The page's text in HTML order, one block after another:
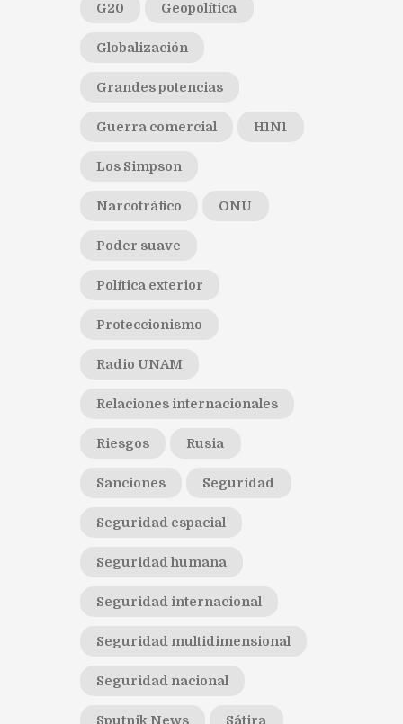
G20 Geopolítica
Globalización
Grandes potencias
Guerra comercial H1N1
Los Simpson
Narcotráfico ONU
Poder suave
Política exterior
Proteccionismo
Radio UNAM
Relaciones internacionales
Riesgos Rusia
Sanciones Seguridad
Seguridad espacial
Seguridad humana
Seguridad internacional
Seguridad multidimensional
Seguridad nacional
Sputnik News Sátira